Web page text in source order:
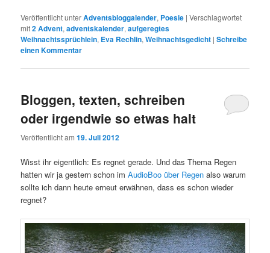
Veröffentlicht unterAdventsbloggalender, Poesie |Verschlagwortet
mit2 Advent,adventskalender,aufgeregtes
Weihnachtssprüchlein, Eva Rechlin,Weihnachtsgedicht |Schreibe
einen Kommentar
Bloggen, texten, schreiben
oder irgendwie so etwas halt
Veröffentlicht am19. Juli 2012
Wisst ihr eigentlich: Es regnet gerade. Und das Thema Regen
hatten wir ja gestern schon imAudioBoo über Regen also warum
sollte ich dann heute erneut erwähnen, dass es schon wieder
regnet?